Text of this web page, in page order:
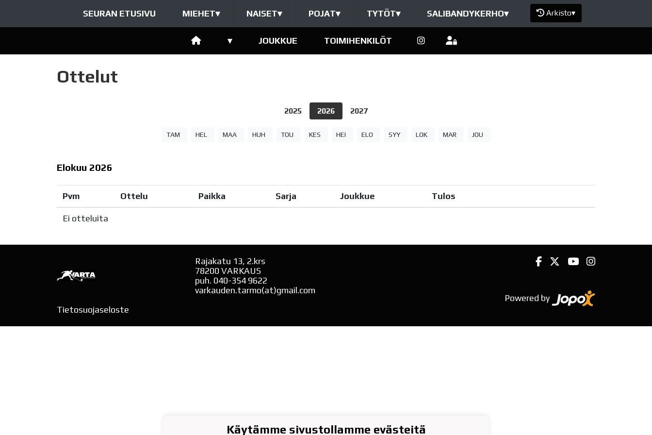
SEURAN ETUSIVU MIEHET▾ NAISET▾ POJAT▾ TYTÖT▾ SALIBANDYKERHO▾ Arkisto▾
▾ JOUKKUE TOIMIHENKILÖT
Ottelut
2025 2026 2027
TAM HEL MAA HUH TOU KES HEI ELO SYY LOK MAR JOU
Elokuu 2026
Pvm Ottelu Paikka Sarja Joukkue Tulos
Ei otteluita
Tietosuojaseloste
Rajakatu 13, 2.krs
78200 VARKAUS
puh. 040-354 9622
varkauden.tarmo(at)gmail.com
Powered by
Käytämme sivustollamme evästeitä